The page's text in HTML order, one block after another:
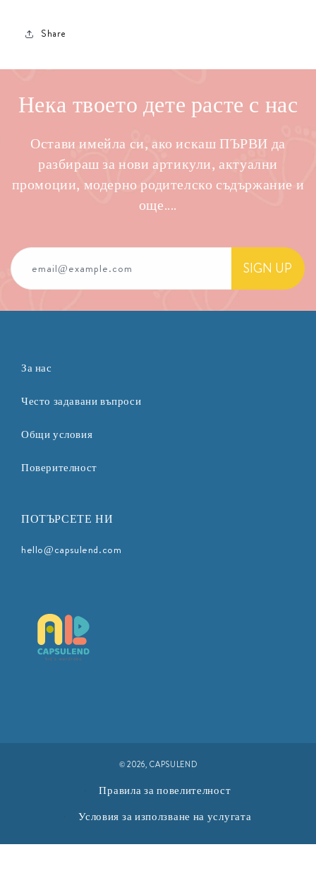
Share
Нека твоето дете расте с нас
Остави имейла си, ако искаш ПЪРВИ да
разбираш за нови артикули, актуални
промоции, модерно родителско съдържание и
още....
email@example.com SIGN UP
За нас
Често задавани въпроси
Общи условия
Поверителност
ПОТЪРСЕТЕ НИ
hello@capsulend.com
© 2026,CAPSULEND
Правила за повелителност
Условия за използване на услугата